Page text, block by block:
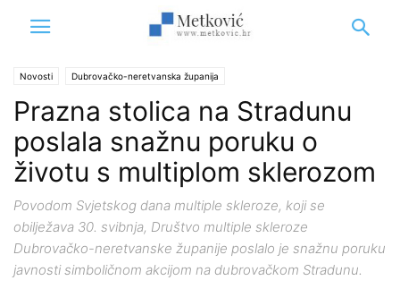
Novosti Dubrovačko-neretvanska županija
Prazna stolica na Stradunu
poslala snažnu poruku o
životu s multiplom sklerozom
Povodom Svjetskog dana multiple skleroze, koji se
obilježava 30. svibnja, Društvo multiple skleroze
Dubrovačko-neretvanske županije poslalo je snažnu poruku
javnosti simboličnom akcijom na dubrovačkom Stradunu.